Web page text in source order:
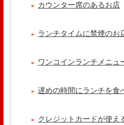
カウンター席のあるお店
ランチタイムに禁煙のお
ワンコインランチメニュ
遅めの時間にランチを食
クレジットカードが使え